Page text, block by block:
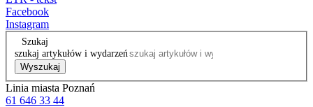
Facebook
Instagram
Szukaj
szukaj artykułów i wydarzeń
Wyszukaj
Linia miasta Poznań
61 646 33 44